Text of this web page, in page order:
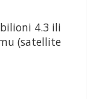
4.3 ili
(satellite